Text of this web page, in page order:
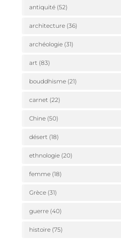
antiquité(52)
architecture(36)
archéologie(31)
art (83)
bouddhisme(21)
carnet (22)
Chine(50)
désert (18)
ethnologie(20)
femme(18)
Grèce(31)
guerre(40)
histoire(75)